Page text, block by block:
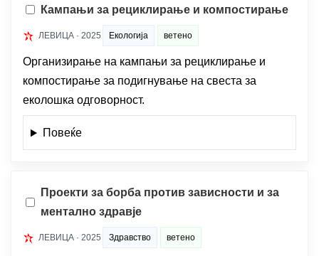
Кампањи за рециклирање и компостирање
ЛЕВИЦА · 2025 Екологија ветено
Организирање на кампањи за рециклирање и
компостирање за подигнување на свеста за
еколошка одговорност.
Повеќе
Проекти за борба против зависности и за
ментално здравје
ЛЕВИЦА · 2025 Здравство ветено